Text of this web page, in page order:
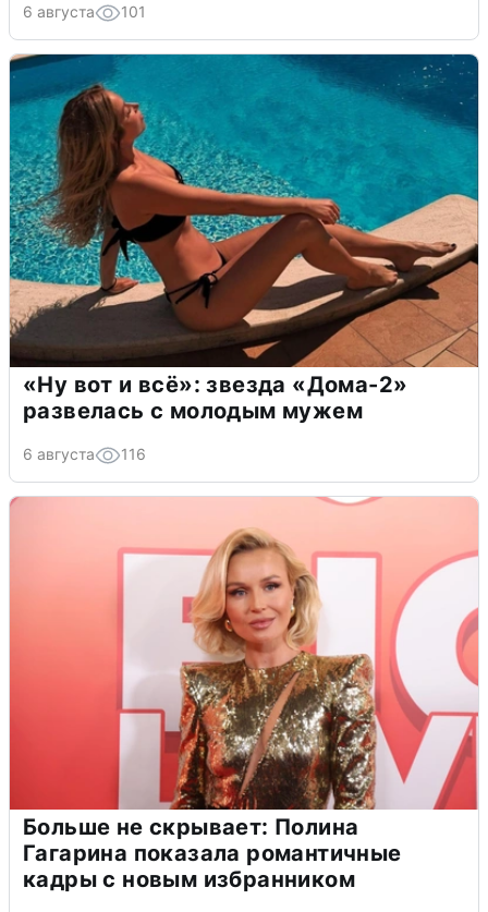
6 августа 101
«Ну вот и всё»: звезда «Дома-2»
развелась с молодым мужем
6 августа 116
Больше не скрывает: Полина
Гагарина показала романтичные
кадры с новым избранником